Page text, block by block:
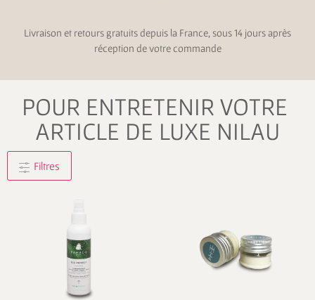
Livraison et retours gratuits depuis la France, sous 14 jours après
réception de votre commande
POUR ENTRETENIR VOTRE
ARTICLE DE LUXE NILAU
Filtres